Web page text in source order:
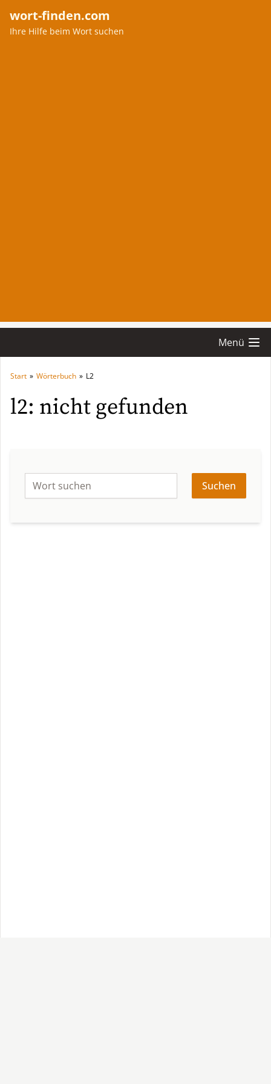
wort-finden.com
Ihre Hilfe beim Wort suchen
Menü
Start » Wörterbuch » L2
l2: nicht gefunden
Suchen